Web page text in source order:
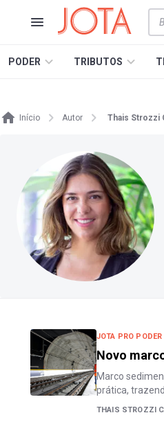
PODER TRIBUTOS
Início Autor Thais Strozzi
JOTA PRO PODER
Novo
Marco
prática,
THAIS STROZZI